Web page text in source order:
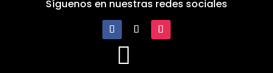
Síguenos en nuestras redes sociales
